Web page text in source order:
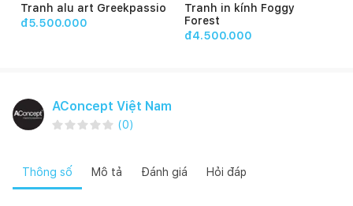
Tranh alu art Greekpassio
đ5.500.000
Tranh in kính Foggy
Forest
đ4.500.000
AConcept Việt Nam
(0)
Thông số Mô tả Đánh giá Hỏi đáp